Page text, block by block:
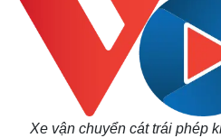
Xe vận chuyển cát trái phép